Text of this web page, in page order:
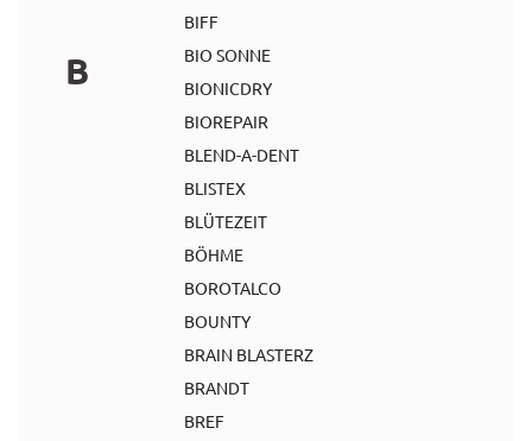
B
BIFF
BIO SONNE
BIONICDRY
BIOREPAIR
BLEND-A-DENT
BLISTEX
BLÜTEZEIT
BÖHME
BOROTALCO
BOUNTY
BRAIN BLASTERZ
BRANDT
BREF